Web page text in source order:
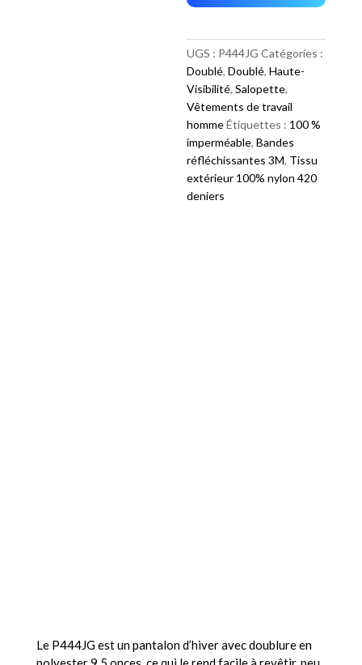
nylon
4
pouces
UGS : P444JG Catégories :
Doublé,Doublé,Haute-
Visibilité,Salopette,
Vêtements de travail
hommeÉtiquettes : 100 %
imperméable,Bandes
réfléchissantes 3M, Tissu
extérieur 100% nylon 420
deniers
Le P444JG est un pantalon d’hiver avec doublure en